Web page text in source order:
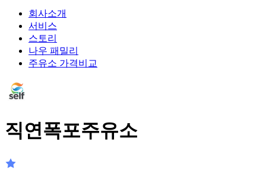
회사소개
서비스
스토리
나우 패밀리
주유소 가격비교
직연폭포주유소